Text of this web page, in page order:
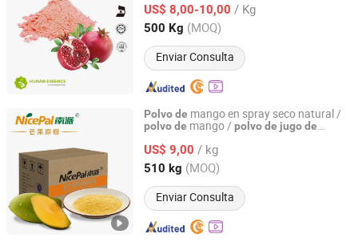
US$ 8,00-10,00 / Kg
500 Kg (MOQ)
Enviar Consulta
Hunan, China Desde 2024
Polvode mango en spray seco natural /
polvode mango / polvode jugode
US$ 9,00 / kg
510 kg (MOQ)
Enviar Consulta
Hainan Nicepal Industry Co., Ltd.
Hainan, China Desde 2015